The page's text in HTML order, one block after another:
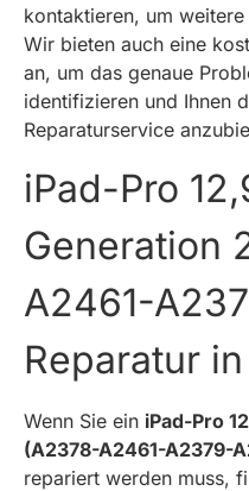
kontaktieren, um
Wir bieten auch eine
an, um das genaue
identifizieren und Ihnen
Reparaturservice
iPad-Pro
Generation
A2461-
Reparatur
Wenn Sie ein iPad-Pro
(A2378-A2461-A2379-
repariert werden muss,